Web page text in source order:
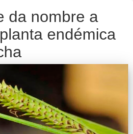
da nombre a
endémica